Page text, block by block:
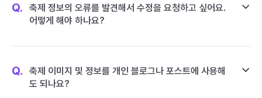
Q.
축제 정보의 오류를 발견해서 수정을 요청하고 싶어요.
어떻게 해야 하나요?
Q.
축제 이미지 및 정보를 개인 블로그나 포스트에 사용해
도 되나요?